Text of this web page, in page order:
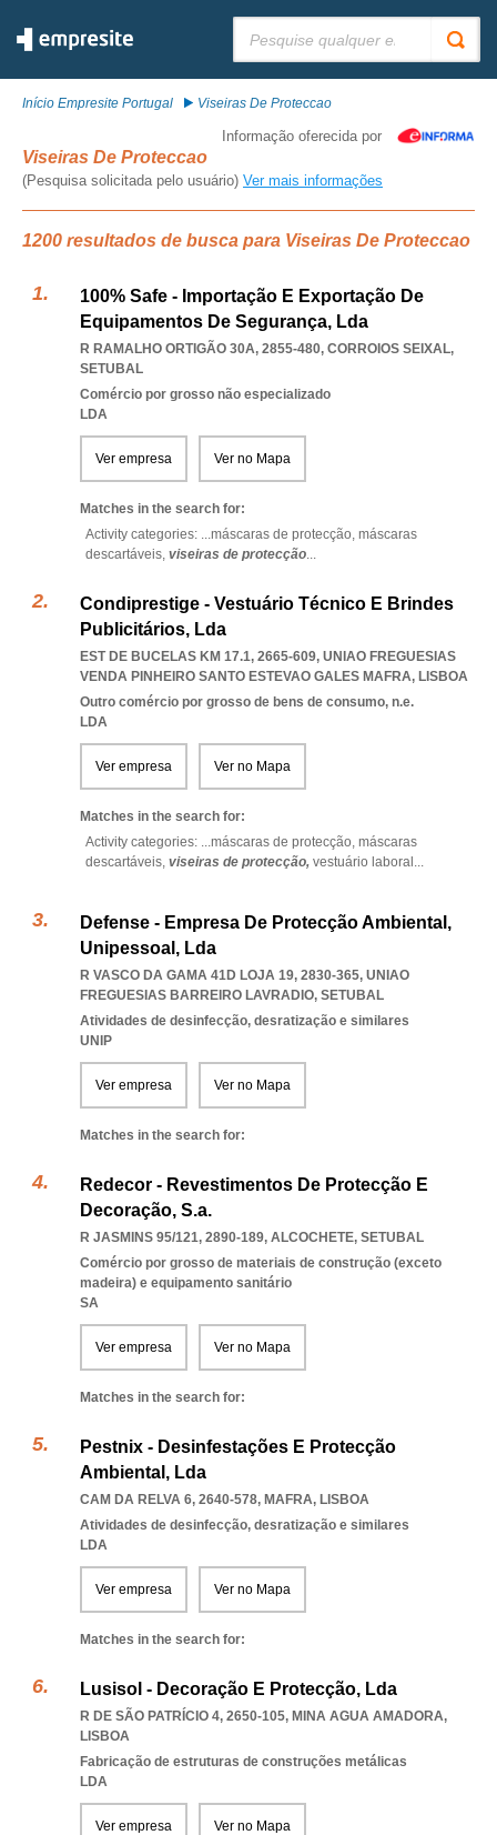
Início Empresite Portugal Viseiras De Proteccao
Informação oferecida por
Viseiras De Proteccao
(Pesquisa solicitada pelo usuário) Ver mais informações
1200 resultados de busca para Viseiras De Proteccao
100% Safe - Importação E Exportação De
Equipamentos De Segurança, Lda
R RAMALHO ORTIGÃO 30A, 2855-480, CORROIOS SEIXAL,
SETUBAL
Comércio por grosso não especializado
LDA
Ver empresa Ver no Mapa
Matches in the search for:
Activity categories: ...máscaras de protecção, máscaras
descartáveis, viseiras de protecção...
Condiprestige - Vestuário Técnico E Brindes
Publicitários, Lda
EST DE BUCELAS KM 17.1, 2665-609, UNIAO FREGUESIAS
VENDA PINHEIRO SANTO ESTEVAO GALES MAFRA, LISBOA
Outro comércio por grosso de bens de consumo, n.e.
LDA
Ver empresa Ver no Mapa
Matches in the search for:
Activity categories: ...máscaras de protecção, máscaras
descartáveis, viseiras de protecção, vestuário laboral ...
Defense - Empresa De Protecção Ambiental,
Unipessoal, Lda
R VASCO DA GAMA 41D LOJA 19, 2830-365, UNIAO
FREGUESIAS BARREIRO LAVRADIO, SETUBAL
Atividades de desinfecção, desratização e similares
UNIP
Ver empresa Ver no Mapa
Matches in the search for:
Redecor - Revestimentos De Protecção E
Decoração, S.a.
R JASMINS 95/121, 2890-189, ALCOCHETE, SETUBAL
Comércio por grosso de materiais de construção (exceto
madeira) e equipamento sanitário
SA
Ver empresa Ver no Mapa
Matches in the search for:
Pestnix - Desinfestações E Protecção
Ambiental, Lda
CAM DA RELVA 6, 2640-578, MAFRA, LISBOA
Atividades de desinfecção, desratização e similares
LDA
Ver empresa Ver no Mapa
Matches in the search for:
Lusisol - Decoração E Protecção, Lda
R DE SÃO PATRÍCIO 4, 2650-105, MINA AGUA AMADORA,
LISBOA
Fabricação de estruturas de construções metálicas
LDA
Ver empresa Ver no Mapa